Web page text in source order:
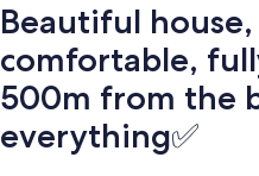
Beautiful
comfortable,
500m from the
everything✅